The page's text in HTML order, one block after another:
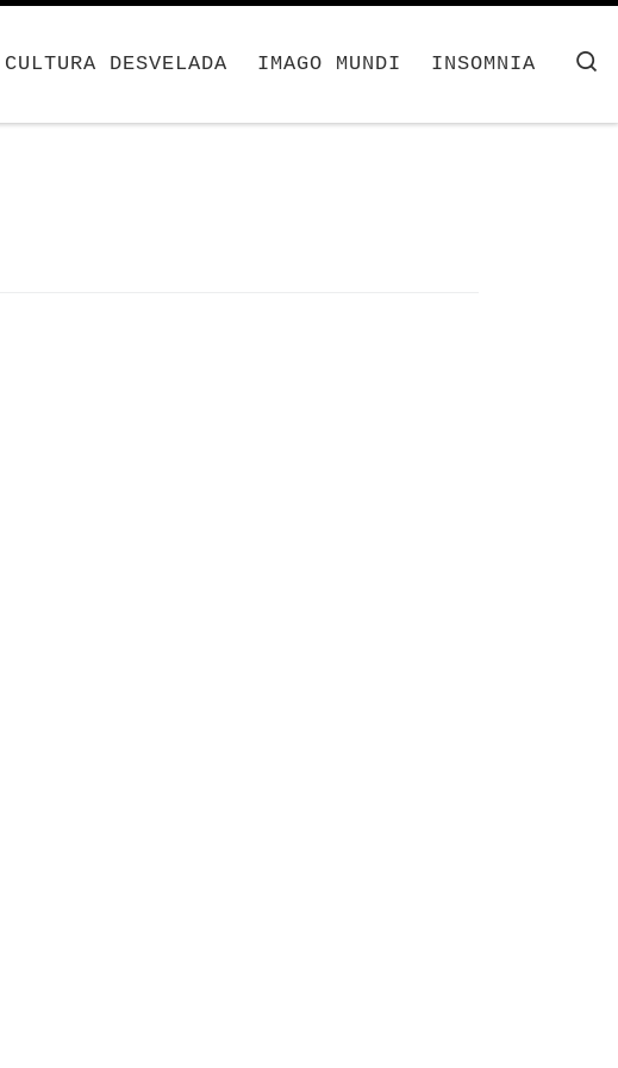
CULTURA DESVELADA IMAGO MUNDI INSOMNIA